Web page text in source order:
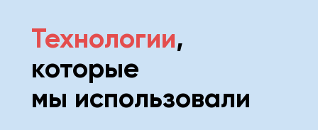
Технологии,
которые
мы использовали